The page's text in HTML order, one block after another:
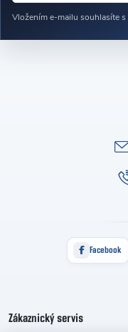
Vložením e-mailu souhlasíte s
Facebook
Zákaznický servis